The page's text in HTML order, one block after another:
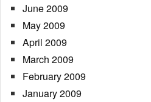
June 2009
May 2009
April 2009
March 2009
February 2009
January 2009